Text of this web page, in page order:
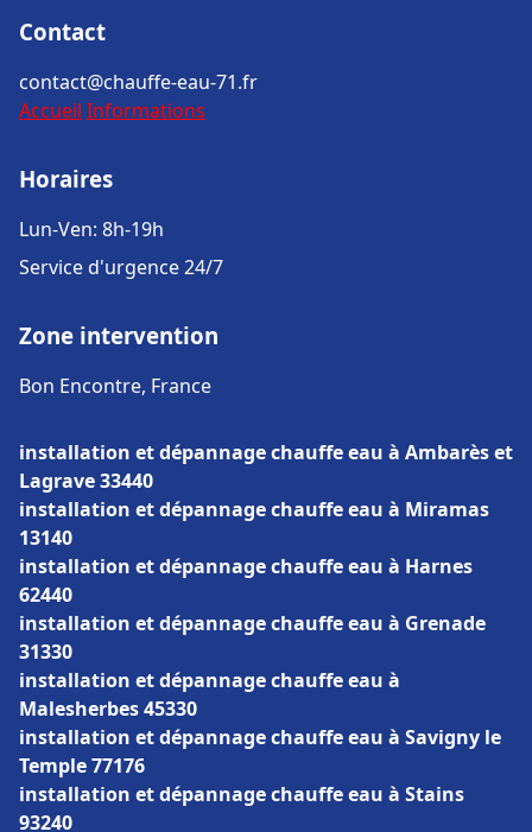
Contact
contact@chauffe-eau-71.fr
Accueil Informations
Horaires
Lun-Ven: 8h-19h
Service d'urgence 24/7
Zone intervention
Bon Encontre, France
installation et dépannage chauffe eau à Ambarès et
Lagrave 33440
installation et dépannage chauffe eau à Miramas
13140
installation et dépannage chauffe eau à Harnes
62440
installation et dépannage chauffe eau à Grenade
31330
installation et dépannage chauffe eau à
Malesherbes 45330
installation et dépannage chauffe eau à Savigny le
Temple 77176
installation et dépannage chauffe eau à Stains
93240